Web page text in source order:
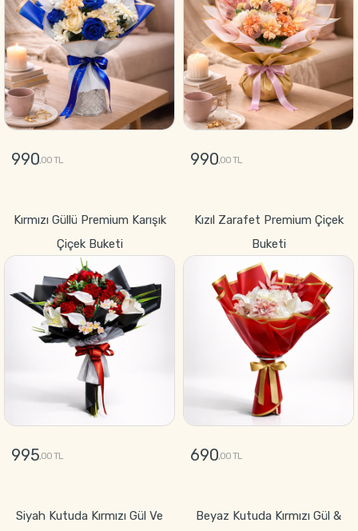
990,00 TL 990,00 TL
Kırmızı Güllü Premium Karışık
Çiçek Buketi
995,00 TL
Kızıl Zarafet Premium Çiçek
Buketi
690,00 TL
Siyah Kutuda Kırmızı Gül Ve
Beyaz Kutuda Kırmızı Gül &